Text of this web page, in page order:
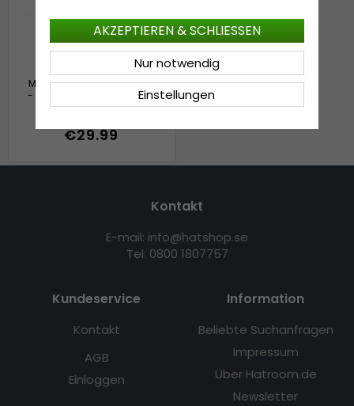
Mütze und Fäustlinge Kind
- Gårda Målilla Knitted Set
(weiß)
€29.99
Kontakt
E-mail: info@hatshop.se
Tel: 0800 1807757
Kundeservice
Kontakt
AGB
Einloggen
Information
Beliebte Suchanfragen
Impressum
Über Hatroom.de
Newsletter
Einstellungen
Nur notwendig
AKZEPTIEREN & SCHLIESSEN